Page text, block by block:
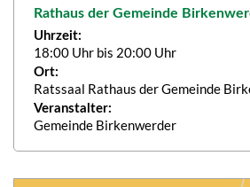
Rathaus der Gemeinde
Uhrzeit:
18:00 Uhr bis 20:00 Uhr
Ort:
Ratssaal Rathaus der Gemeinde
Veranstalter:
Gemeinde Birkenwerder